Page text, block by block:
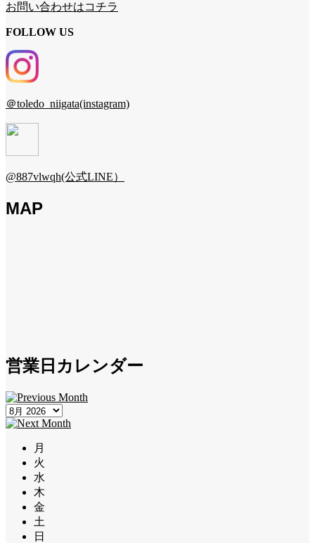
お問い合わせはコチラ
FOLLOW US
＠toledo_niigata(instagram)
@887vlwqh(公式LINE）
MAP
営業日カレンダー
月
火
水
木
金
土
日